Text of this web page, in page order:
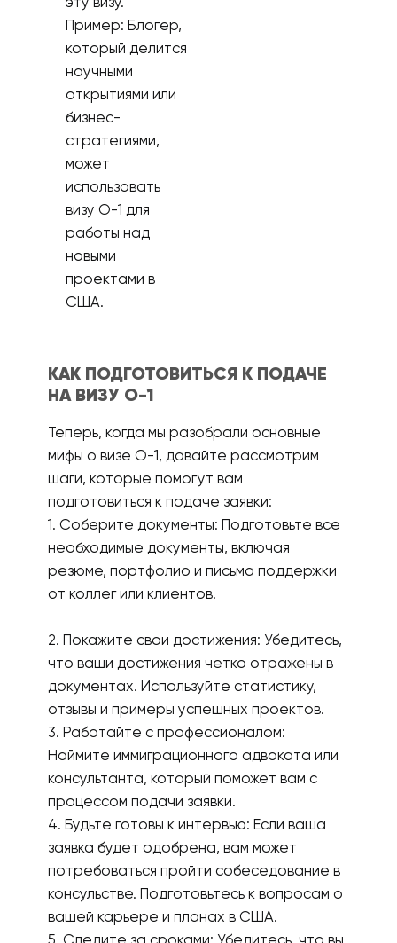
Пример: Блогер,
который делится
научными
открытиями или
бизнес-
стратегиями,
может
использовать
визу О-1 для
работы над
новыми
проектами в
США.
КАК ПОДГОТОВИТЬСЯ К ПОДАЧЕ
НА ВИЗУ О-1
Теперь, когда мы разобрали основные
мифы о визе О-1, давайте рассмотрим
шаги, которые помогут вам
подготовиться к подаче заявки:
1. Соберите документы: Подготовьте все
необходимые документы, включая
резюме, портфолио и письма поддержки
от коллег или клиентов.
2. Покажите свои достижения: Убедитесь,
что ваши достижения четко отражены в
документах. Используйте статистику,
отзывы и примеры успешных проектов.
3. Работайте с профессионалом:
Наймите иммиграционного адвоката или
консультанта, который поможет вам с
процессом подачи заявки.
4. Будьте готовы к интервью: Если ваша
заявка будет одобрена, вам может
потребоваться пройти собеседование в
консульстве. Подготовьтесь к вопросам о
вашей карьере и планах в США.